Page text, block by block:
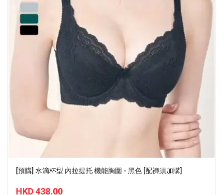
[預購] 水滴杯型 內拉提托 機能胸圍 - 黑色 [配褲須加購]
HKD 438.00